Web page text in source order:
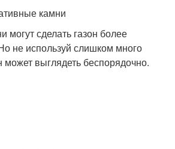
камни
могут сделать газон более
не используй слишком много
может выглядеть беспорядочно.